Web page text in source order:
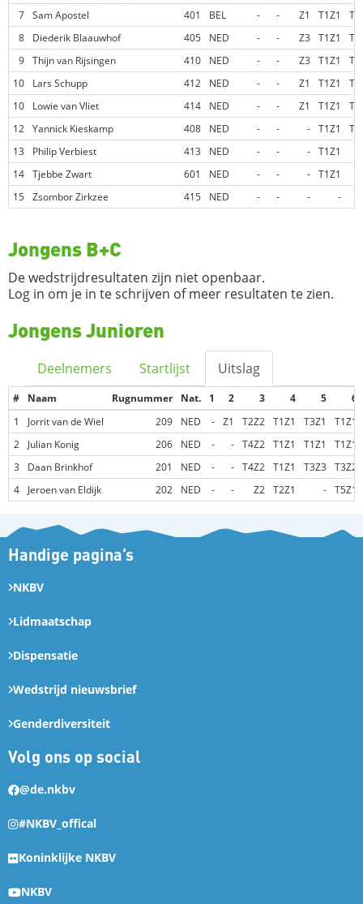
7 Sam Apostel 401 BEL - - Z1 T1Z1
8
Diederik Blaauwhof 405 NED - - Z3 T1Z1
9 Thijn van Rijsingen 410 NED - - Z3 T1Z1
10
Lars Schupp 412 NED - - Z1 T1Z1
10
Lowie van Vliet 414 NED - - Z1 T1Z1
12 Yannick Kieskamp 408 NED - - - T1Z1
13
Philip Verbiest 413 NED - - - T1Z1
14 Tjebbe Zwart 601 NED - - - T1Z1
15 Zsombor Zirkzee 415 NED - - - -
Jongens B+C
De wedstrijdresultaten zijn niet openbaar.
Log in om je in te schrijven of meer resultaten te zien.
Jongens Junioren
Deelnemers Startlijst Uitslag
# Naam Rugnummer Nat. 1 2 3 4 5
6
1
Jorrit van de Wiel 209 NED - Z1 T2Z2 T1Z1 T3Z1
T1Z1
2
Julian Konig 206 NED - - T4Z2 T1Z1 T1Z1
T1Z1
3
Daan Brinkhof 201 NED - - T4Z2 T1Z1 T3Z3
T3Z2
4
Jeroen van Eldijk 202 NED - - Z2 T2Z1 - T5Z1
Handige pagina’s
NKBV
Lidmaatschap
Dispensatie
Wedstrijd nieuwsbrief
Genderdiversiteit
Volg ons op social
@de.nkbv
#NKBV_offical
Koninklijke NKBV
NKBV